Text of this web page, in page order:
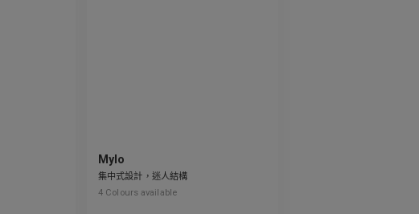
Mylo
集中式設計，迷人結構
4 Colours available